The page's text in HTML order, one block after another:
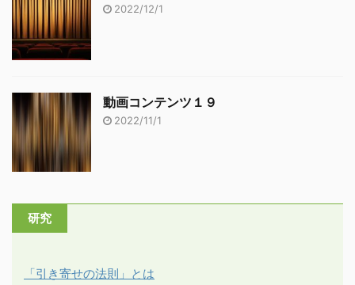
2022/12/1
動画コンテンツ１９
2022/11/1
研究
「引き寄せの法則」とは